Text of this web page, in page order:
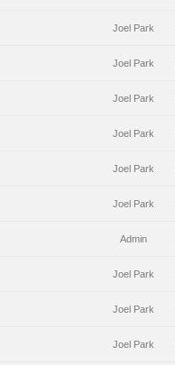
Joel Park
Joel Park
Joel Park
Joel Park
Joel Park
Joel Park
Admin
Joel Park
Joel Park
Joel Park